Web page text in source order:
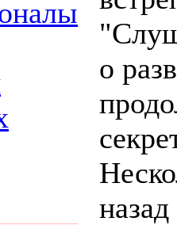
о